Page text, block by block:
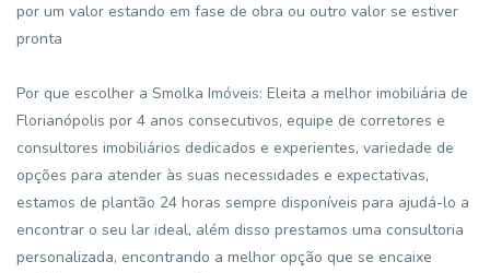
por um valor estando em fase de obra ou outro valor se estiver
pronta
Por que escolher a Smolka Imóveis: Eleita a melhor imobiliária de
Florianópolis por 4 anos consecutivos, equipe de corretores e
consultores imobiliários dedicados e experientes, variedade de
opções para atender às suas necessidades e expectativas,
estamos de plantão 24 horas sempre disponíveis para ajudá-lo a
encontrar o seu lar ideal, além disso prestamos uma consultoria
personalizada, encontrando a melhor opção que se encaixe